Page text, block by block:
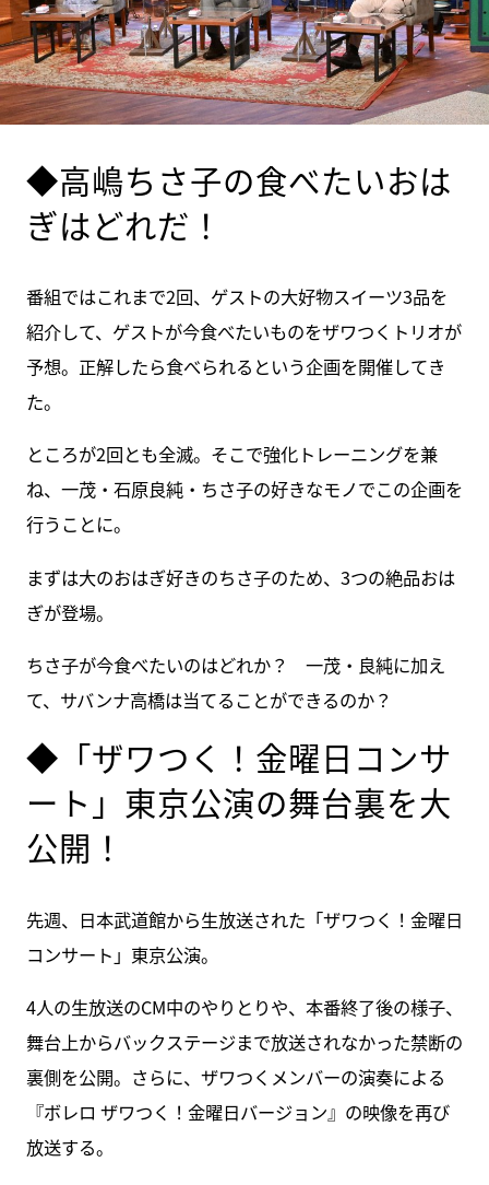
◆高嶋ちさ子の食べたいおは
ぎはどれだ！
番組ではこれまで2回、ゲストの大好物スイーツ3品を
紹介して、ゲストが今食べたいものをザワつくトリオが
予想。正解したら食べられるという企画を開催してき
た。
ところが2回とも全滅。そこで強化トレーニングを兼
ね、一茂・石原良純・ちさ子の好きなモノでこの企画を
行うことに。
まずは大のおはぎ好きのちさ子のため、3つの絶品おは
ぎが登場。
ちさ子が今食べたいのはどれか？ 一茂・良純に加え
て、サバンナ高橋は当てることができるのか？
◆「ザワつく！金曜日コンサ
ート」東京公演の舞台裏を大
公開！
先週、日本武道館から生放送された「ザワつく！金曜日
コンサート」東京公演。
4人の生放送のCM中のやりとりや、本番終了後の様子、
舞台上からバックステージまで放送されなかった禁断の
裏側を公開。さらに、ザワつくメンバーの演奏による
『ボレロ ザワつく！金曜日バージョン』の映像を再び
放送する。